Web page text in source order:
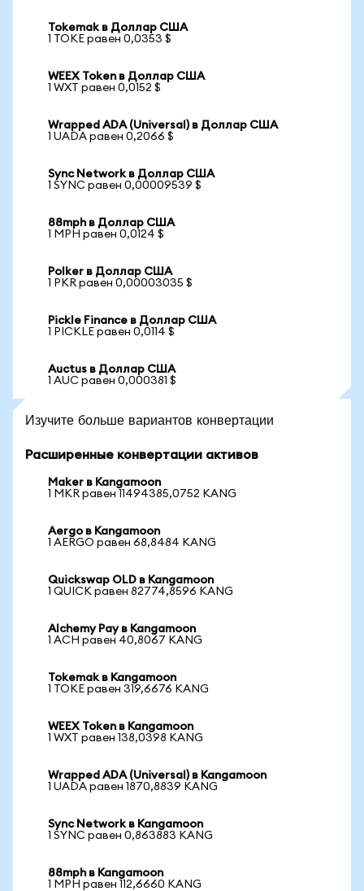
Tokemak в Доллар США
1 TOKE равен 0,0353 $
WEEX Token в Доллар США
1 WXT равен 0,0152 $
Wrapped ADA (Universal) в Доллар США
1 UADA равен 0,2066 $
Sync Network в Доллар США
1 SYNC равен 0,00009539 $
88mph в Доллар США
1 MPH равен 0,0124 $
Polker в Доллар США
1 PKR равен 0,00003035 $
Pickle Finance в Доллар США
1 PICKLE равен 0,0114 $
Auctus в Доллар США
1 AUC равен 0,000381 $
Изучите больше вариантов конвертации
Расширенные конвертации активов
Maker в Kangamoon
1 MKR равен 11494385,0752 KANG
Aergo в Kangamoon
1 AERGO равен 68,8484 KANG
Quickswap OLD в Kangamoon
1 QUICK равен 82774,8596 KANG
Alchemy Pay в Kangamoon
1 ACH равен 40,8067 KANG
Tokemak в Kangamoon
1 TOKE равен 319,6676 KANG
WEEX Token в Kangamoon
1 WXT равен 138,0398 KANG
Wrapped ADA (Universal) в Kangamoon
1 UADA равен 1870,8839 KANG
Sync Network в Kangamoon
1 SYNC равен 0,863883 KANG
88mph в Kangamoon
1 MPH равен 112,6660 KANG